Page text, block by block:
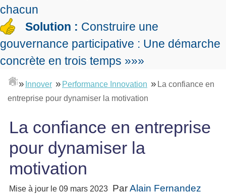
Démocratique
Conception
la
stratégie
de
La
des
Le
contrôle
de
gestion
la
L'Excellence
Opérationnelle
Lean
expliqué
La
Six
Sigma
Le
Management
Qualité
Les
Manager
projets
Les
du
chef
Les
Méthodes
projet
Construire
l'Équipe
Gestion
Progresser
▶
Mesurer
la
performance
Tableau
bord
La
Méthode
Gimsi
Le
Entreprendre
▶
De
Salarié→Entrepreneur
Méthode
pour
se
lancer
Outils
Entrepreneur
Se
former
Guide
de
l'Autoformation
Méthode
d'autoformation
Tous
articles
★
chacun
Solution : Construire une
gouvernance participative : Une démarche
concrète en trois temps »»»
» Innover » Performance Innovation » La confiance en
entreprise pour dynamiser la motivation
La confiance en entreprise
pour dynamiser la
motivation
Mise à jour le 09 mars 2023 ParAlain Fernandez